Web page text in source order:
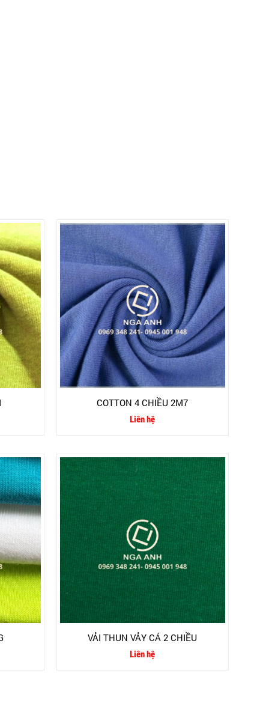
COTTON 4 CHIỀU 2M7
Liên hệ
VẢI THUN VẢY CÁ 2 CHIỀU
Liên hệ